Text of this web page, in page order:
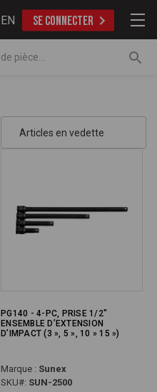
EN SE CONNECTER
PG140 - 4-PC, PRISE 1/2"
ENSEMBLE D’EXTENSION
D’IMPACT (3 », 5 », 10 » 15 »)
Marque : Sunex
SKU#: SUN-2500